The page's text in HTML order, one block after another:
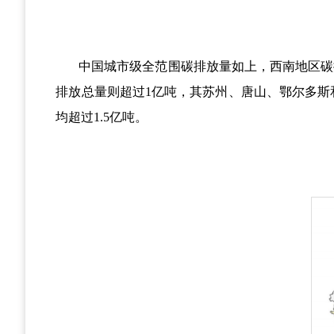
中国城市级全范围碳排放量如上，西南地区
排放总量则超过1亿吨，其苏州、唐山、鄂尔多
均超过1.5亿吨。